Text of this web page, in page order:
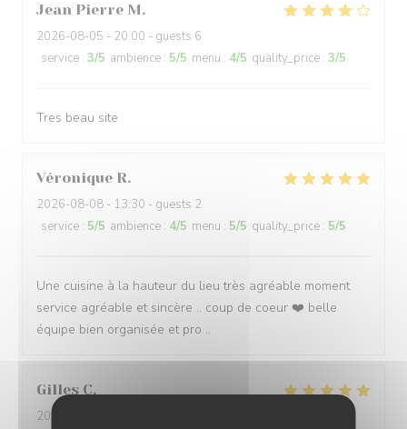
Jean Pierre M
2026-08-05 - 20:00 - guests 6
service : 3/5 ambience : 5/5 menu : 4/5 quality_price : 3/5
Tres beau site
Véronique R
2026-08-08 - 13:30 - guests 2
service : 5/5 ambience : 4/5 menu : 5/5 quality_price : 5/5
Une cuisine à la hauteur du lieu très agréable moment
service agréable et sincère .. coup de coeur ❤️ belle
équipe bien organisée et pro ..
Gilles C
2026-08-04